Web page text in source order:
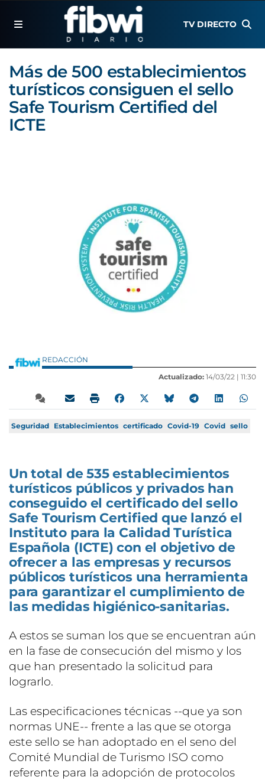
TV DIRECTO
Más de 500 establecimientos
turísticos consiguen el sello
Safe Tourism Certified del
ICTE
REDACCIÓN
Actualizado: 14/03/22 | 11:30
Seguridad Establecimientos certificado Covid-19 Covid sello
Un total de 535 establecimientos
turísticos públicos y privados han
conseguido el certificado del sello
Safe Tourism Certified que lanzó el
Instituto para la Calidad Turística
Española (ICTE) con el objetivo de
ofrecer a las empresas y recursos
públicos turísticos una herramienta
para garantizar el cumplimiento de
las medidas higiénico-sanitarias.
A estos se suman los que se encuentran aún
en la fase de consecución del mismo y los
que han presentado la solicitud para
lograrlo.
Las especificaciones técnicas --que ya son
normas UNE-- frente a las que se otorga
este sello se han adoptado en el seno del
Comité Mundial de Turismo ISO como
referente para la adopción de protocolos